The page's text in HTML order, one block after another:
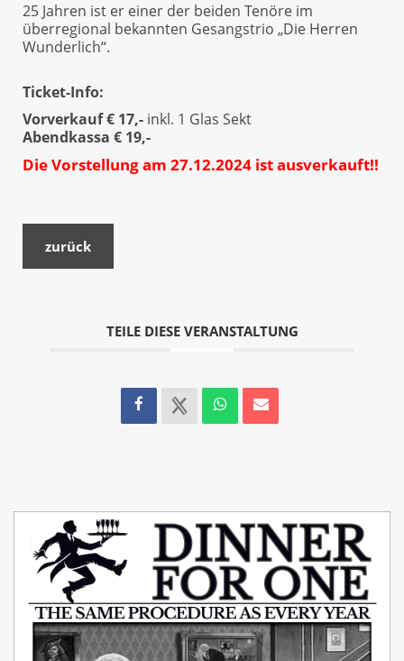
25 Jahren ist er einer der beiden Tenöre im
überregional bekannten Gesangstrio „Die Herren
Wunderlich“.
Ticket-Info:
Vorverkauf € 17,- inkl. 1 Glas Sekt
Abendkassa € 19,-
Die Vorstellung am 27.12.2024 ist ausverkauft!!
zurück
TEILE DIESE VERANSTALTUNG